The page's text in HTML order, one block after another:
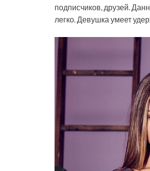
подписчиков, друзей.
легко. Девушка умеет